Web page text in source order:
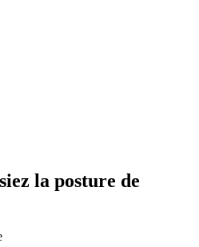
la posture de